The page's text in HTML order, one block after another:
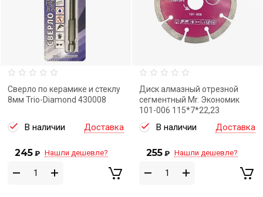
Сверло по керамике и стеклу
8мм Trio-Diamond 430008
В наличии Доставка
245 ₽ Нашли дешевле?
Диск алмазный отрезной
сегментный Mr. Экономик
101-006 115*7*22,23
В наличии Доставка
255 ₽ Нашли дешевле?